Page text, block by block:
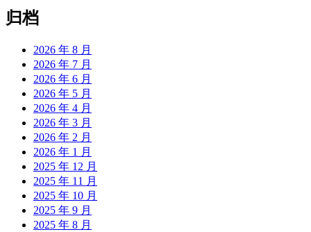
归档
2026 年 8 月
2026 年 7 月
2026 年 6 月
2026 年 5 月
2026 年 4 月
2026 年 3 月
2026 年 2 月
2026 年 1 月
2025 年 12 月
2025 年 11 月
2025 年 10 月
2025 年 9 月
2025 年 8 月